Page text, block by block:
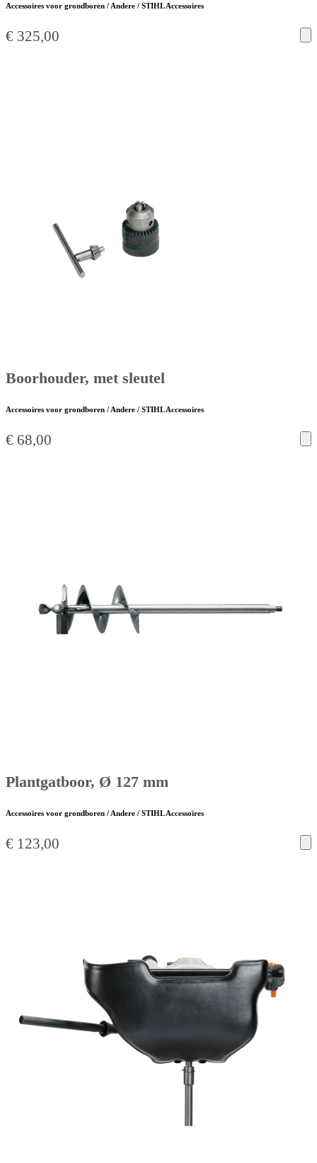
Accessoires voor grondboren / Andere / STIHL Accessoires
€ 325,00
Boorhouder, met sleutel
Accessoires voor grondboren / Andere / STIHL Accessoires
€ 68,00
Plantgatboor, Ø 127 mm
Accessoires voor grondboren / Andere / STIHL Accessoires
€ 123,00